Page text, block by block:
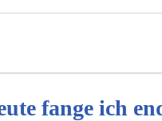
fange ich